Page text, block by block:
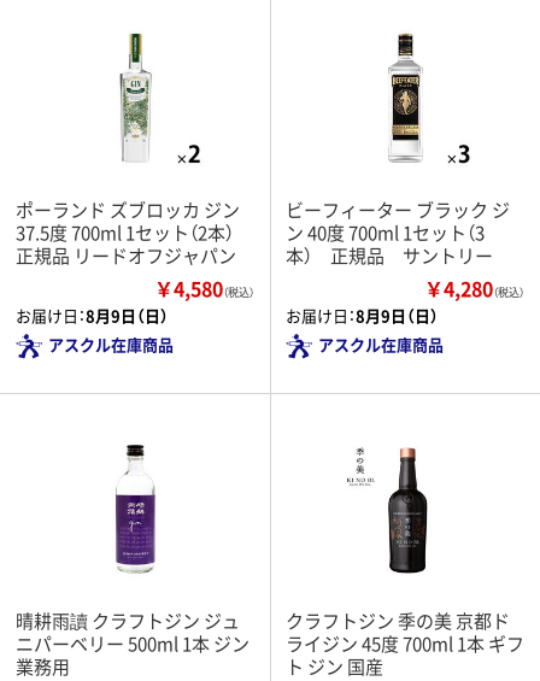
ポーランド ズブロッカ ジン
37.5度 700ml 1セット（2本）
正規品 リードオフジャパン
￥4,580（税込）
お届け日：8月9日（日）
アスクル在庫商品
ビーフィーター ブラック ジ
ン 40度 700ml 1セット（3
本） 正規品 サントリー
￥4,280（税込）
お届け日：8月9日（日）
アスクル在庫商品
晴耕雨讀 クラフトジン ジュ
ニパーベリー 500ml 1本 ジン
業務用
クラフトジン 季の美 京都ド
ライジン 45度 700ml 1本 ギフ
ト ジン 国産